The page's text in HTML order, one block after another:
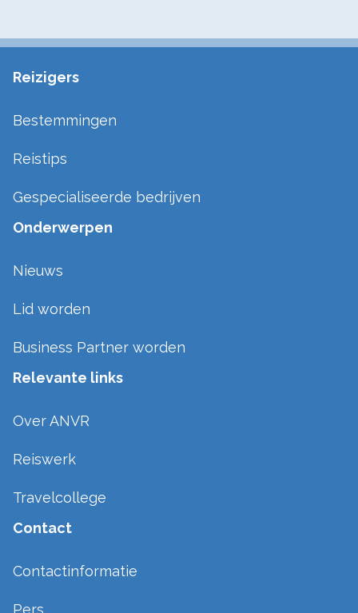
Reizigers
Bestemmingen
Reistips
Gespecialiseerde bedrijven
Onderwerpen
Nieuws
Lid worden
Business Partner worden
Relevante links
Over ANVR
Reiswerk
Travelcollege
Contact
Contactinformatie
Pers